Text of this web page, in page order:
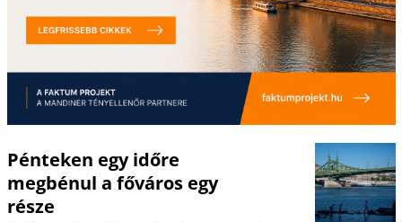
Pénteken egy időre
megbénul a főváros egy
része